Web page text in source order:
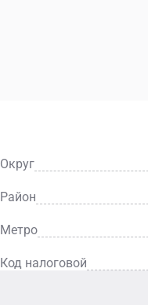
Округ
Район
Метро
Код налоговой